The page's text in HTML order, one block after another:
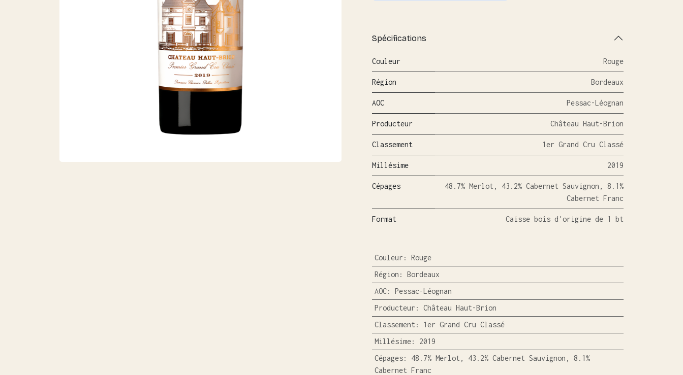
Spécifications
Couleur Rouge
Région Bordeaux
AOC Pessac-Léognan
Producteur Château Haut-Brion
Classement 1er Grand Cru Classé
Millésime 2019
Cépages
48.7% Merlot, 43.2% Cabernet Sauvignon, 8.1%
Cabernet Franc
Format Caisse bois d'origine de 1 bt
Couleur : Rouge
Région : Bordeaux
AOC: Pessac-Léognan
Producteur : Château Haut-Brion
Classement : 1er Grand Cru Classé
Millésime: 2019
Cépages: 48.7% Merlot, 43.2% Cabernet Sauvignon, 8.1%
Cabernet Franc